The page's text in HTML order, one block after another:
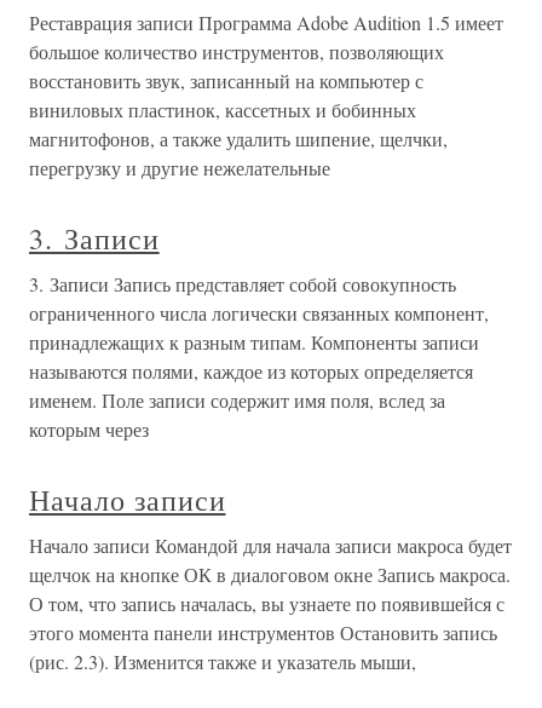
Реставрация записи Программа Adobe Audition 1.5 имеет
большое количество инструментов, позволяющих
восстановить звук, записанный на компьютер с
виниловых пластинок, кассетных и бобинных
магнитофонов, а также удалить шипение, щелчки,
перегрузку и другие нежелательные
3. Записи
3. Записи Запись представляет собой совокупность
ограниченного числа логически связанных компонент,
принадлежащих к разным типам. Компоненты записи
называются полями, каждое из которых определяется
именем. Поле записи содержит имя поля, вслед за
которым через
Начало записи
Начало записи Командой для начала записи макроса будет
щелчок на кнопке ОК в диалоговом окне Запись макроса.
О том, что запись началась, вы узнаете по появившейся с
этого момента панели инструментов Остановить запись
(рис. 2.3). Изменится также и указатель мыши,